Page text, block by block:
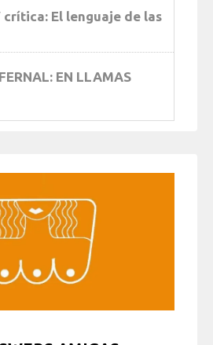
crítica: El lenguaje de las
EN LLAMAS